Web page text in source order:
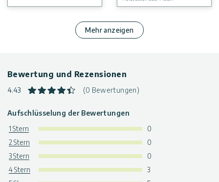
Mehr anzeigen
Bewertung und Rezensionen
4.43 (0 Bewertungen)
Aufschlüsselung der Bewertungen
1 Stern
0
2 Stern
0
3 Stern
0
4 Stern
3